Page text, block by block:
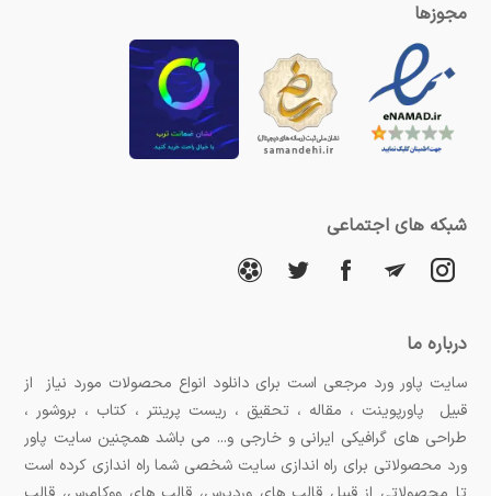
مجوزها
شبکه های اجتماعی
درباره ما
سایت پاور ورد مرجعی است برای دانلود انواع محصولات مورد نیاز از
قبیل پاورپوینت ، مقاله ، تحقیق ، ریست پرینتر ، کتاب ، بروشور ،
طراحی های گرافیکی ایرانی و خارجی و... می باشد همچنین سایت پاور
ورد محصولاتی برای راه اندازی سایت شخصی شما راه اندازی کرده است